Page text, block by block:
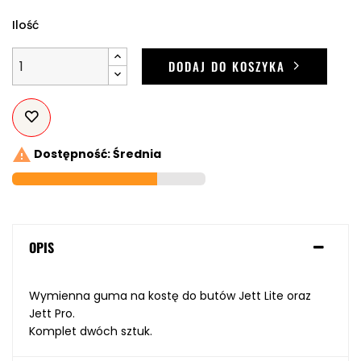
Ilość
DODAJ DO KOSZYKA
 Dostępność: Średnia
OPIS
Wymienna guma na kostę do butów Jett Lite oraz
Jett Pro.
Komplet dwóch sztuk.